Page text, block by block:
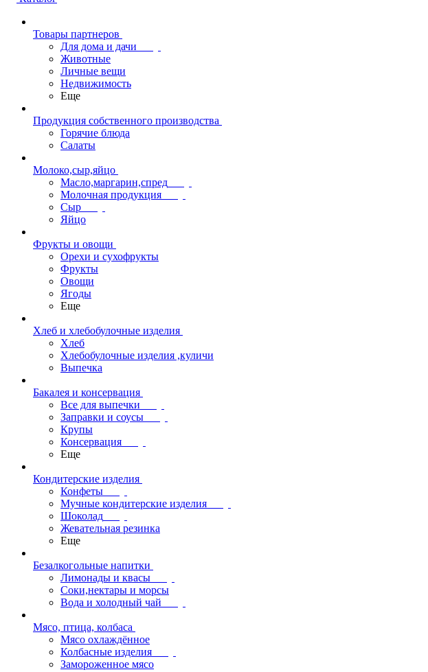
Товары партнеров
Для дома и дачи
Животные
Личные вещи
Недвижимость
Еще
Продукция собственного производства
Горячие блюда
Салаты
Молоко,сыр,яйцо
Масло,маргарин,спред
Молочная продукция
Сыр
Яйцо
Фрукты и овощи
Орехи и сухофрукты
Фрукты
Овощи
Ягоды
Еще
Хлеб и хлебобулочные изделия
Хлеб
Хлебобулочные изделия ,куличи
Выпечка
Бакалея и консервация
Все для выпечки
Заправки и соусы
Крупы
Консервация
Еще
Кондитерские изделия
Конфеты
Мучные кондитерские изделия
Шоколад
Жевательная резинка
Еще
Безалкогольные напитки
Лимонады и квасы
Соки,нектары и морсы
Вода и холодный чай
Мясо, птица, колбаса
Мясо охлаждённое
Колбасные изделия
Замороженное мясо